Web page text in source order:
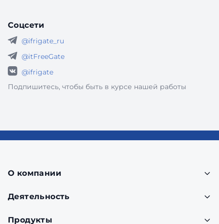
Соцсети
@ifrigate_ru
@itFreeGate
@ifrigate
Подпишитесь, чтобы быть в курсе нашей работы
О компании
Деятельность
Продукты